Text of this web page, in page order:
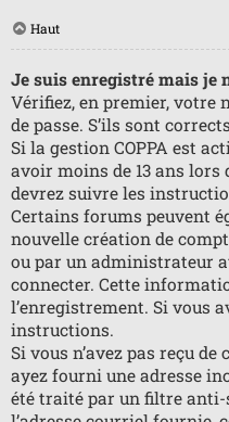
Haut
Je suis enregistré mais je
Vérifiez, en premier, votre
de passe. S’ils sont
Si la gestion COPPA est
avoir moins de 13 ans lors
devrez suivre les
Certains forums peuvent
nouvelle création de
ou par un administrateur
connecter. Cette
l’enregistrement. Si vous
instructions.
Si vous n’avez pas reçu
ayez fourni une adresse
été traité par un filtre anti-